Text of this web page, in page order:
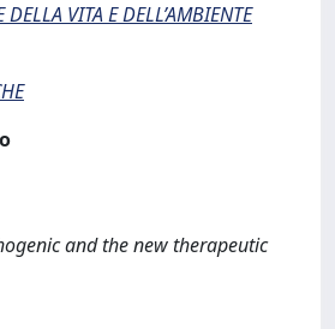
VITA E DELL’AMBIENTE
and the new therapeutic